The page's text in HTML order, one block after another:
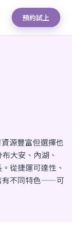
預約試上
源豐富但選擇也
大安、內湖、
從捷運可達性、
有不同特色——可